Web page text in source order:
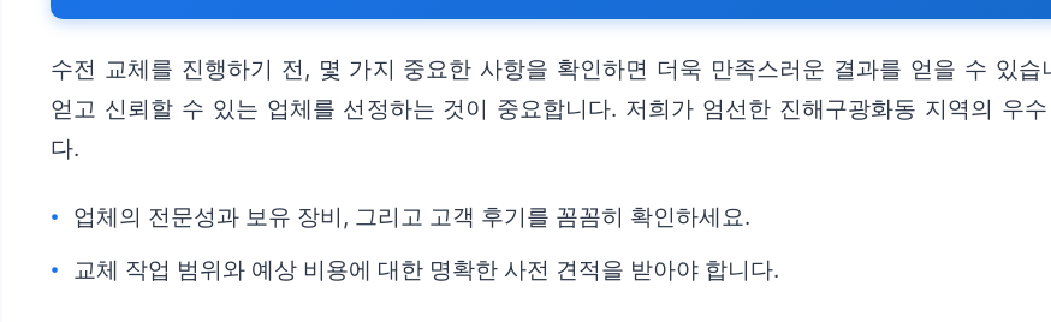
수전 교체를 진행하기 전, 몇 가지 중요한 사항을 확인하면 더욱 만족스러운 결과를 얻을 수 있
얻고 신뢰할 수 있는 업체를 선정하는 것이 중요합니다. 저희가 엄선한 진해구광화동 지역의 우
다.
업체의 전문성과 보유 장비, 그리고 고객 후기를 꼼꼼히 확인하세요.
교체 작업 범위와 예상 비용에 대한 명확한 사전 견적을 받아야 합니다.